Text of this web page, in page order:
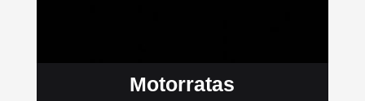
Motorratas